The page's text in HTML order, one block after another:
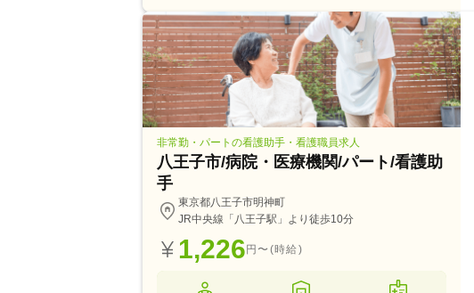
非常勤・パートの看護助手・看護職員求人
八王子市/病院・医療機関/パート/看護助
手
東京都八王子市明神町
JR中央線「八王子駅」より徒歩10分
1,226円〜(時給)